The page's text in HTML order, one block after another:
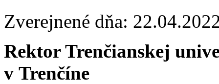
Zverejnené dňa:
Rektor Trenčianskej
v Trenčíne